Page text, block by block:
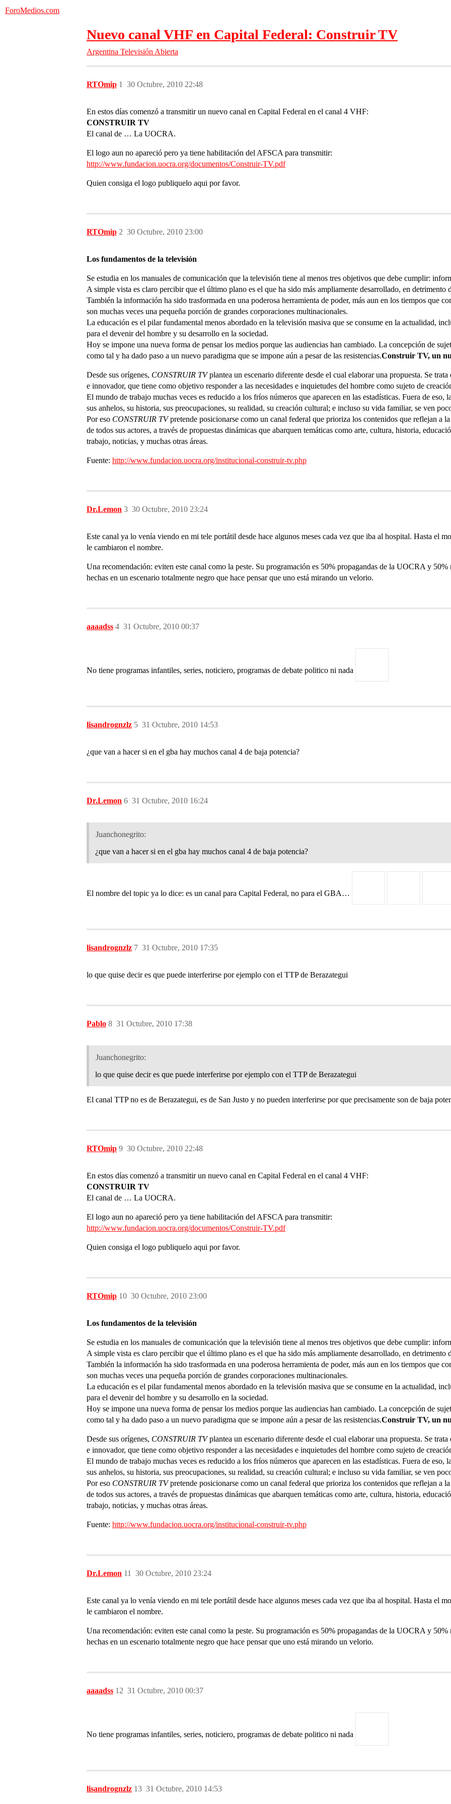
ForoMedios.com
Nuevo canal VHF en Capital Federal: Construir TV
Argentina Televisión Abierta
RTOmip 30 Octubre, 2010 22:48
1
En estos días comenzó a transmitir un nuevo canal en Capital Federal en el canal 4 VHF:
CONSTRUIR TV
El canal de … La UOCRA.
El logo aun no apareció pero ya tiene habilitación del AFSCA para transmitir:
http://www.fundacion.uocra.org/documentos/Construir-TV.pdf
Quien consiga el logo publiquelo aqui por favor.
RTOmip 30 Octubre, 2010 23:00
2
Los fundamentos de la televisión
Se estudia en los manuales de comunicación que la televisión tiene al menos tres objetivos que debe cumplir:
A simple vista es claro percibir que el último plano es el que ha sido más ampliamente desarrollado, en detrimento
También la información ha sido trasformada en una poderosa herramienta de poder, más aun en los tiempos que
son muchas veces una pequeña porción de grandes corporaciones multinacionales.
La educación es el pilar fundamental menos abordado en la televisión masiva que se consume en la actualidad,
para el devenir del hombre y su desarrollo en la sociedad.
Hoy se impone una nueva forma de pensar los medios porque las audiencias han cambiado. La concepción de
como tal y ha dado paso a un nuevo paradigma que se impone aún a pesar de las resistencias.Construir TV, un
Desde sus orígenes, CONSTRUIR TVplantea un escenario diferente desde el cual elaborar una propuesta. Se
e innovador, que tiene como objetivo responder a las necesidades e inquietudes del hombre como sujeto de
El mundo de trabajo muchas veces es reducido a los fríos números que aparecen en las estadísticas. Fuera de
sus anhelos, su historia, sus preocupaciones, su realidad, su creación cultural; e incluso su vida familiar, se ven
Por eso CONSTRUIR TVpretende posicionarse como un canal federal que prioriza los contenidos que reflejan a
de todos sus actores, a través de propuestas dinámicas que abarquen temáticas como arte, cultura, historia,
trabajo, noticias, y muchas otras áreas.
Fuente: http://www.fundacion.uocra.org/institucional-construir-tv.php
Dr.Lemon 30 Octubre, 2010 23:24
3
Este canal ya lo venía viendo en mi tele portátil desde hace algunos meses cada vez que iba al hospital. Hasta el
le cambiaron el nombre.
Una recomendación: eviten este canal como la peste. Su programación es 50% propagandas de la UOCRA y 50%
hechas en un escenario totalmente negro que hace pensar que uno está mirando un velorio.
aaaadss 31 Octubre, 2010 00:37
4
No tiene programas infantiles, series, noticiero, programas de debate politico ni nada
lisandrognzlz 31 Octubre, 2010 14:53
5
¿que van a hacer si en el gba hay muchos canal 4 de baja potencia?
Dr.Lemon 31 Octubre, 2010 16:24
6
Juanchonegrito:
¿que van a hacer si en el gba hay muchos canal 4 de baja potencia?
El nombre del topic ya lo dice: es un canal para Capital Federal, no para el GBA…
lisandrognzlz 31 Octubre, 2010 17:35
7
lo que quise decir es que puede interferirse por ejemplo con el TTP de Berazategui
Pablo 31 Octubre, 2010 17:38
8
Juanchonegrito:
lo que quise decir es que puede interferirse por ejemplo con el TTP de Berazategui
El canal TTP no es de Berazategui, es de San Justo y no pueden interferirse por que precisamente son de baja
RTOmip 30 Octubre, 2010 22:48
9
En estos días comenzó a transmitir un nuevo canal en Capital Federal en el canal 4 VHF:
CONSTRUIR TV
El canal de … La UOCRA.
El logo aun no apareció pero ya tiene habilitación del AFSCA para transmitir:
http://www.fundacion.uocra.org/documentos/Construir-TV.pdf
Quien consiga el logo publiquelo aqui por favor.
RTOmip 30 Octubre, 2010 23:00
10
Los fundamentos de la televisión
Se estudia en los manuales de comunicación que la televisión tiene al menos tres objetivos que debe cumplir:
A simple vista es claro percibir que el último plano es el que ha sido más ampliamente desarrollado, en detrimento
También la información ha sido trasformada en una poderosa herramienta de poder, más aun en los tiempos que
son muchas veces una pequeña porción de grandes corporaciones multinacionales.
La educación es el pilar fundamental menos abordado en la televisión masiva que se consume en la actualidad,
para el devenir del hombre y su desarrollo en la sociedad.
Hoy se impone una nueva forma de pensar los medios porque las audiencias han cambiado. La concepción de
como tal y ha dado paso a un nuevo paradigma que se impone aún a pesar de las resistencias.Construir TV, un
Desde sus orígenes, CONSTRUIR TVplantea un escenario diferente desde el cual elaborar una propuesta. Se
e innovador, que tiene como objetivo responder a las necesidades e inquietudes del hombre como sujeto de
El mundo de trabajo muchas veces es reducido a los fríos números que aparecen en las estadísticas. Fuera de
sus anhelos, su historia, sus preocupaciones, su realidad, su creación cultural; e incluso su vida familiar, se ven
Por eso CONSTRUIR TVpretende posicionarse como un canal federal que prioriza los contenidos que reflejan a
de todos sus actores, a través de propuestas dinámicas que abarquen temáticas como arte, cultura, historia,
trabajo, noticias, y muchas otras áreas.
Fuente: http://www.fundacion.uocra.org/institucional-construir-tv.php
Dr.Lemon 30 Octubre, 2010 23:24
11
Este canal ya lo venía viendo en mi tele portátil desde hace algunos meses cada vez que iba al hospital. Hasta el
le cambiaron el nombre.
Una recomendación: eviten este canal como la peste. Su programación es 50% propagandas de la UOCRA y 50%
hechas en un escenario totalmente negro que hace pensar que uno está mirando un velorio.
aaaadss 31 Octubre, 2010 00:37
12
No tiene programas infantiles, series, noticiero, programas de debate politico ni nada
lisandrognzlz 31 Octubre, 2010 14:53
13